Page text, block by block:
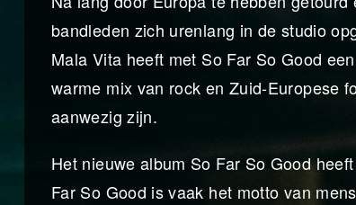
bandleden zich urenlang in de studio
Mala Vita heeft met So Far So Good
warme mix van rock en Zuid-Europese
aanwezig zijn.
Het nieuwe album So Far So Good
Far So Good is vaak het motto van